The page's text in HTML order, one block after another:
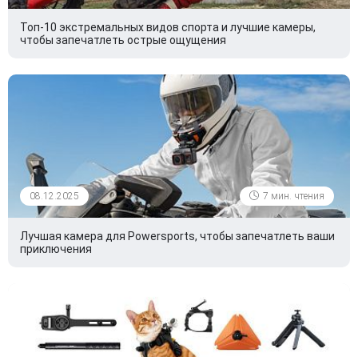
Топ-10 экстремальных видов спорта и лучшие камеры,
чтобы запечатлеть острые ощущения
08.12.2025 7 мин. чтения
Лучшая камера для Powersports, чтобы запечатлеть ваши
приключения